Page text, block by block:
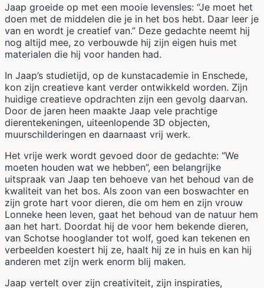
Jaap groeide op met een mooie levensles: “Je moet het
doen met de middelen die je in het bos hebt. Daar leer je
van en wordt je creatief van.” Deze gedachte neemt hij
nog altijd mee, zo verbouwde hij zijn eigen huis met
materialen die hij voor handen had.
In Jaap’s studietijd, op de kunstacademie in Enschede,
kon zijn creatieve kant verder ontwikkeld worden. Zijn
huidige creatieve opdrachten zijn een gevolg daarvan.
Door de jaren heen maakte Jaap vele prachtige
dierentekeningen, uiteenlopende 3D objecten,
muurschilderingen en daarnaast vrij werk.
Het vrije werk wordt gevoed door de gedachte: “We
moeten houden wat we hebben”, een belangrijke
uitspraak van Jaap ten behoeve van het behoud van de
kwaliteit van het bos. Als zoon van een boswachter en
zijn grote hart voor dieren, die om hem en zijn vrouw
Lonneke heen leven, gaat het behoud van de natuur hem
aan het hart. Doordat hij de voor hem bekende dieren,
van Schotse hooglander tot wolf, goed kan tekenen en
verbeelden koestert hij ze, haalt hij ze in huis en kan hij
anderen met zijn werk enorm blij maken.
Jaap vertelt over zijn creativiteit, zijn inspiraties,